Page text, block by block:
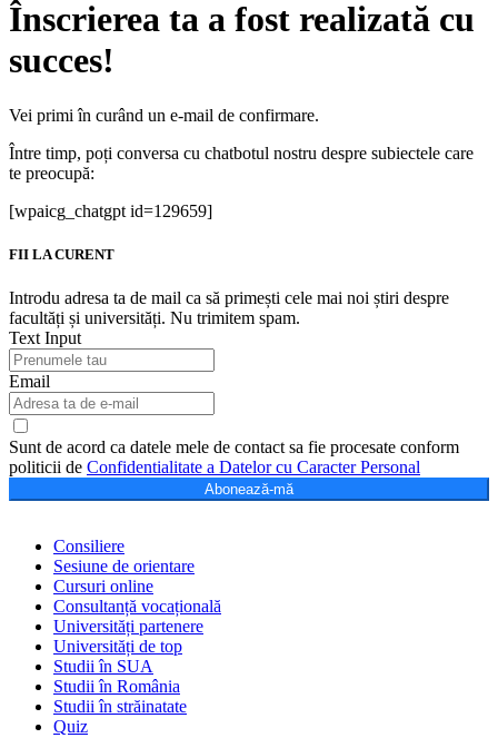
Înscrierea ta a fost realizată cu
succes!
Vei primi în curând un e-mail de confirmare.
Între timp, poți conversa cu chatbotul nostru despre subiectele care
te preocupă:
[wpaicg_chatgpt id=129659]
FII LA CURENT
Introdu adresa ta de mail ca să primești cele mai noi știri despre
facultăți și universități. Nu trimitem spam.
Text Input
Email
Sunt de acord ca datele mele de contact sa fie procesate conform
politicii de Confidentialitate a Datelor cu Caracter Personal
Abonează-mă
Consiliere
Sesiune de orientare
Cursuri online
Consultanță vocațională
Universități partenere
Universități de top
Studii în SUA
Studii în România
Studii în străinatate
Quiz